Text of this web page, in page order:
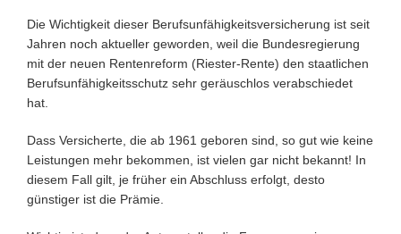
Die Wichtigkeit dieser Berufsunfähigkeitsversicherung ist seit
Jahren noch aktueller geworden, weil die Bundesregierung
mit der neuen Rentenreform (Riester-Rente) den staatlichen
Berufsunfähigkeitsschutz sehr geräuschlos verabschiedet
hat.
Dass Versicherte, die ab 1961 geboren sind, so gut wie keine
Leistungen mehr bekommen, ist vielen gar nicht bekannt! In
diesem Fall gilt, je früher ein Abschluss erfolgt, desto
günstiger ist die Prämie.